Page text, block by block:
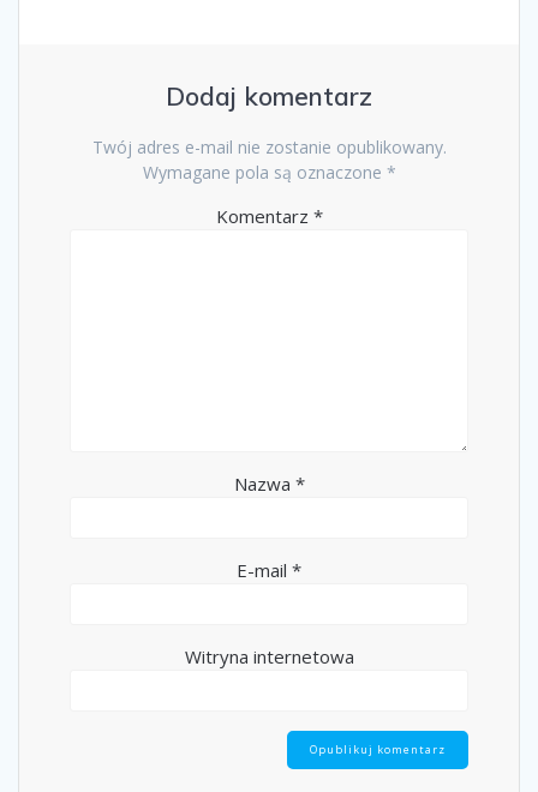
Dodaj komentarz
Twój adres e-mail nie zostanie opublikowany.
Wymagane pola są oznaczone *
Komentarz *
Nazwa *
E-mail *
Witryna internetowa